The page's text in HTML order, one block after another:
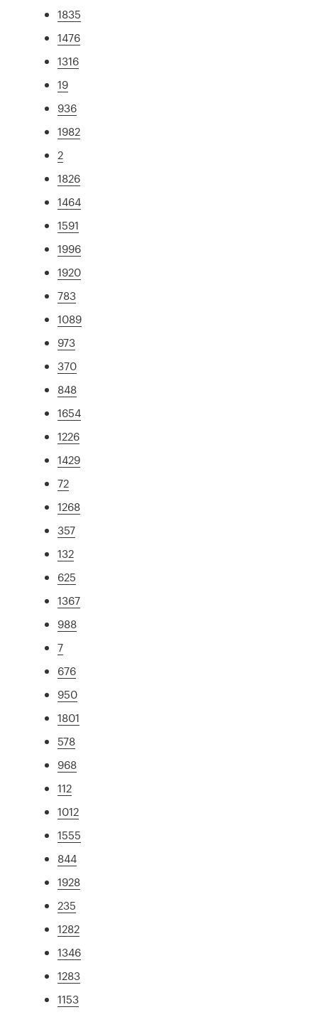
1835
1476
1316
19
936
1982
2
1826
1464
1591
1996
1920
783
1089
973
370
848
1654
1226
1429
72
1268
357
132
625
1367
988
7
676
950
1801
578
968
112
1012
1555
844
1928
235
1282
1346
1283
1153